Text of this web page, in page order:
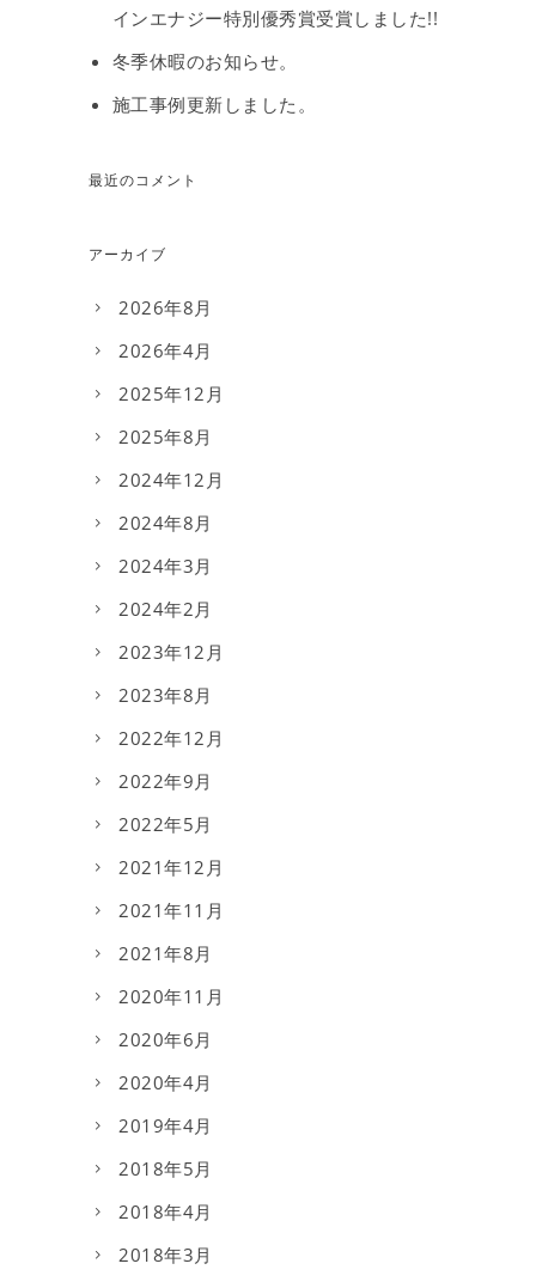
インエナジー特別優秀賞受賞しました!!
冬季休暇のお知らせ。
施工事例更新しました。
最近のコメント
アーカイブ
2026年8月
2026年4月
2025年12月
2025年8月
2024年12月
2024年8月
2024年3月
2024年2月
2023年12月
2023年8月
2022年12月
2022年9月
2022年5月
2021年12月
2021年11月
2021年8月
2020年11月
2020年6月
2020年4月
2019年4月
2018年5月
2018年4月
2018年3月